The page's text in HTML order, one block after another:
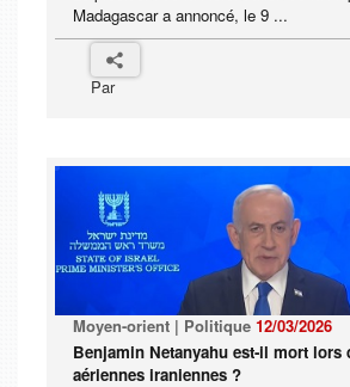
Madagascar a annoncé, le 9 ...
Par
Moyen-orient | Politique 12/03/2026
Benjamin Netanyahu est-il mort lors
aériennes iraniennes ?